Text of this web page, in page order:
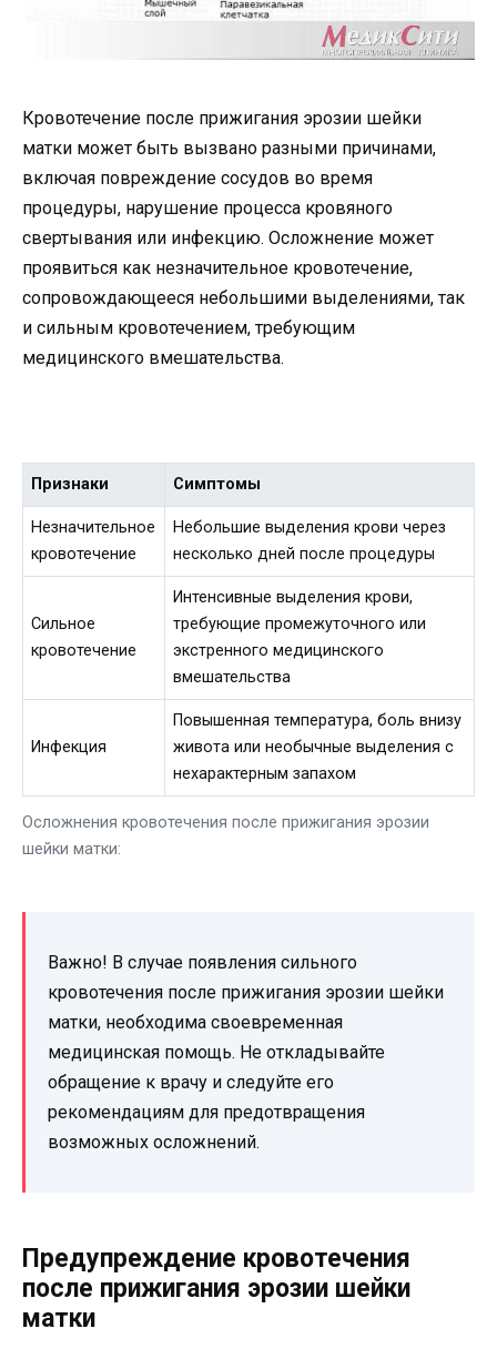
Кровотечение после прижигания эрозии шейки
матки может быть вызвано разными причинами,
включая повреждение сосудов во время
процедуры, нарушение процесса кровяного
свертывания или инфекцию. Осложнение может
проявиться как незначительное кровотечение,
сопровождающееся небольшими выделениями, так
и сильным кровотечением, требующим
медицинского вмешательства.
Осложнения кровотечения после прижигания эрозии
шейки матки:
Признаки Симптомы
Незначительное
кровотечение
Небольшие выделения крови через
несколько дней после процедуры
Сильное
кровотечение
Интенсивные выделения крови,
требующие промежуточного или
экстренного медицинского
вмешательства
Инфекция
Повышенная температура, боль внизу
живота или необычные выделения с
нехарактерным запахом
Важно! В случае появления сильного
кровотечения после прижигания эрозии шейки
матки, необходима своевременная
медицинская помощь. Не откладывайте
обращение к врачу и следуйте его
рекомендациям для предотвращения
возможных осложнений.
Предупреждение кровотечения
после прижигания эрозии шейки
матки